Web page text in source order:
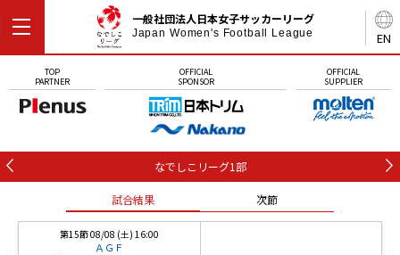
EN
一般社団法人日本女子サッカーリーグ
Japan Women's Football League
TOP
PARTNER
OFFICIAL
SPONSOR
OFFICIAL
SUPPLIER
なでしこリーグ1部
試合結果 次節
第15節 08/08 (土) 16:00
ＡＧＦ